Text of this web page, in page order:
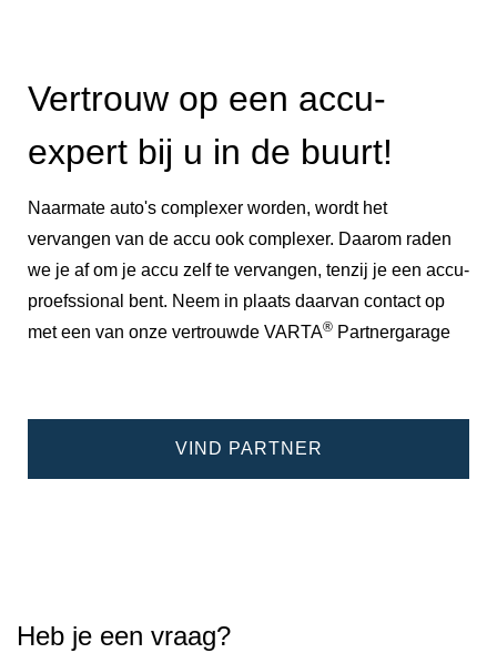
Vertrouw op een accu-
expert bij u in de buurt!
Naarmate auto's complexer worden, wordt het
vervangen van de accu ook complexer. Daarom raden
we je af om je accu zelf te vervangen, tenzij je een accu-
proefssional bent. Neem in plaats daarvan contact op
met een van onze vertrouwde VARTA® Partnergarage
VIND PARTNER
Heb je een vraag?